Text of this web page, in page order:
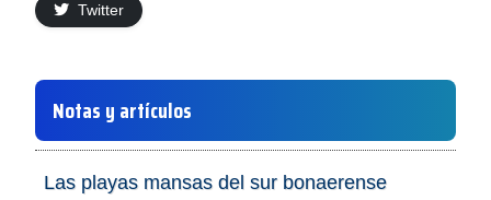
Twitter
Notas y artículos
Las playas mansas del sur bonaerense